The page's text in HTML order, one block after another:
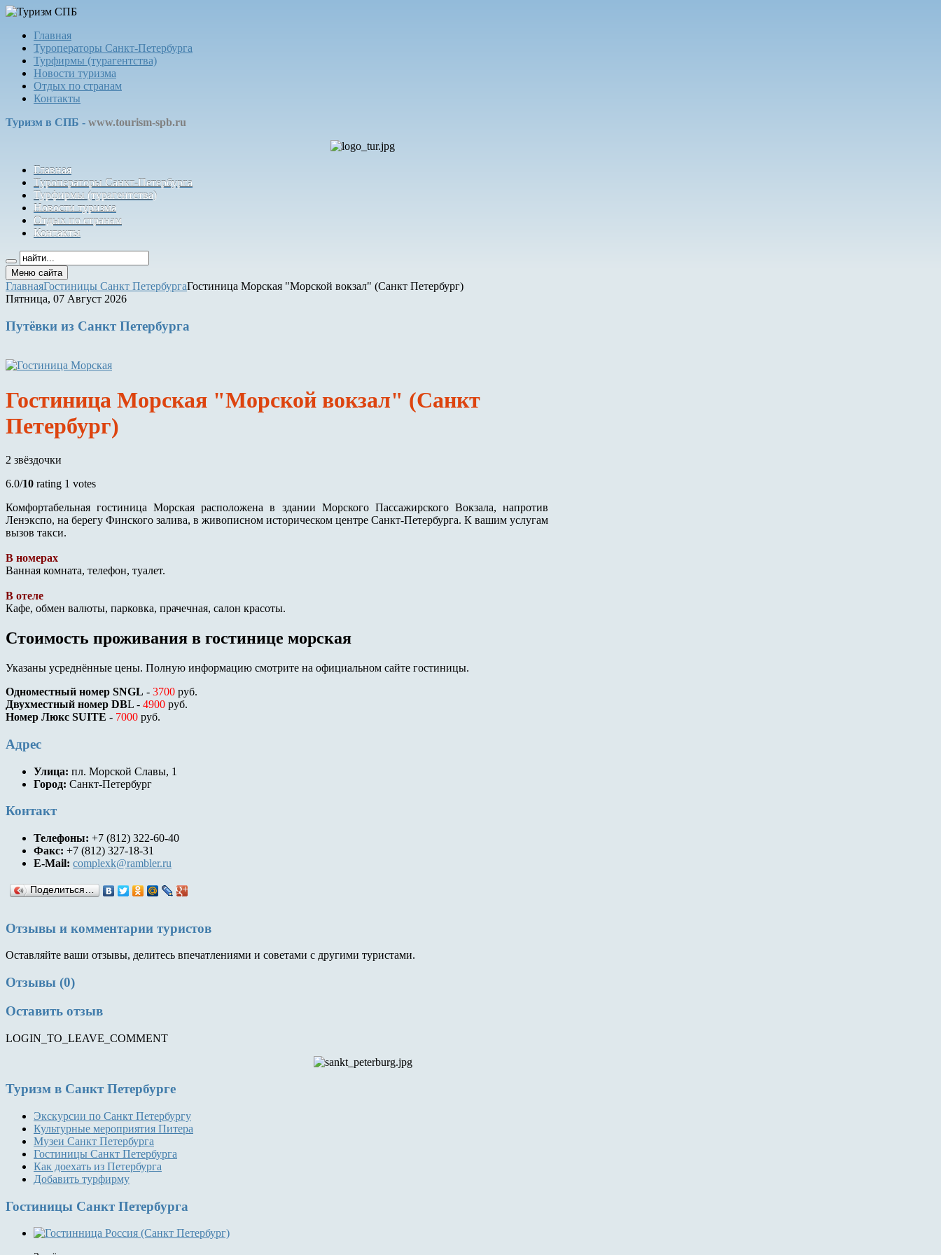
Главная
Туроператоры Санкт-Петербурга
Турфирмы (турагентства)
Новости туризма
Отдых по странам
Контакты
Туризм в СПБ - www.tourism-spb.ru
Главная
Туроператоры Санкт-Петербурга
Турфирмы (турагентства)
Новости туризма
Отдых по странам
Контакты
Меню сайта
ГлавнаяГостиницы Санкт ПетербургаГостиница Морская "Морской вокзал" (Санкт Петербург)
Пятница, 07 Август 2026
Путёвки из Санкт Петербурга
Гостиница Морская "Морской вокзал" (Санкт
Петербург)
2 звёздочки
6.0/10 rating 1 votes
Комфортабельная гостиница Морская расположена в здании Морского Пассажирского Вокзала, напротив
Ленэкспо, на берегу Финского залива, в живописном историческом центре Санкт-Петербурга. К вашим услугам
вызов такси.
В номерах
Ванная комната, телефон, туалет.
В отеле
Кафе, обмен валюты, парковка, прачечная, салон красоты.
Стоимость проживания в гостинице морская
Указаны усреднённые цены. Полную информацию смотрите на официальном сайте гостиницы.
Одноместный номер SNGL - 3700 руб.
Двухместный номер DBL - 4900 руб.
Номер Люкс SUITE - 7000 руб.
Адрес
Улица: пл. Морской Славы, 1
Город: Санкт-Петербург
Контакт
Телефоны: +7 (812) 322-60-40
Факс: +7 (812) 327-18-31
E-Mail: complexk@rambler.ru
Поделиться…
Отзывы и комментарии туристов
Оставляйте ваши отзывы, делитесь впечатлениями и советами с другими туристами.
Отзывы (0)
Оставить отзыв
LOGIN_TO_LEAVE_COMMENT
Туризм в Санкт Петербурге
Экскурсии по Санкт Петербургу
Культурные мероприятия Питера
Музеи Санкт Петербурга
Гостиницы Санкт Петербурга
Как доехать из Петербурга
Добавить турфирму
Гостиницы Санкт Петербурга